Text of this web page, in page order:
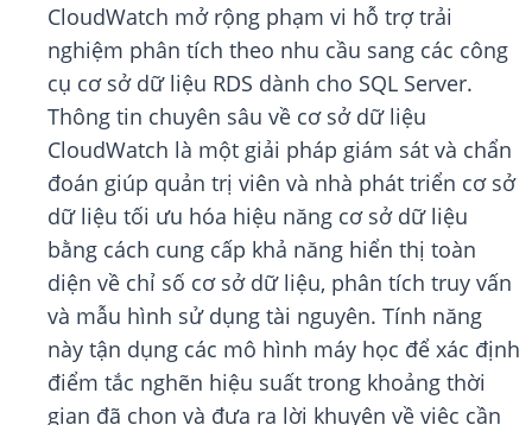
CloudWatch mở rộng phạm vi hỗ trợ trải
nghiệm phân tích theo nhu cầu sang các công
cụ cơ sở dữ liệu RDS dành cho SQL Server.
Thông tin chuyên sâu về cơ sở dữ liệu
CloudWatch là một giải pháp giám sát và chẩn
đoán giúp quản trị viên và nhà phát triển cơ sở
dữ liệu tối ưu hóa hiệu năng cơ sở dữ liệu
bằng cách cung cấp khả năng hiển thị toàn
diện về chỉ số cơ sở dữ liệu, phân tích truy vấn
và mẫu hình sử dụng tài nguyên. Tính năng
này tận dụng các mô hình máy học để xác định
điểm tắc nghẽn hiệu suất trong khoảng thời
gian đã chọn và đưa ra lời khuyên về việc cần